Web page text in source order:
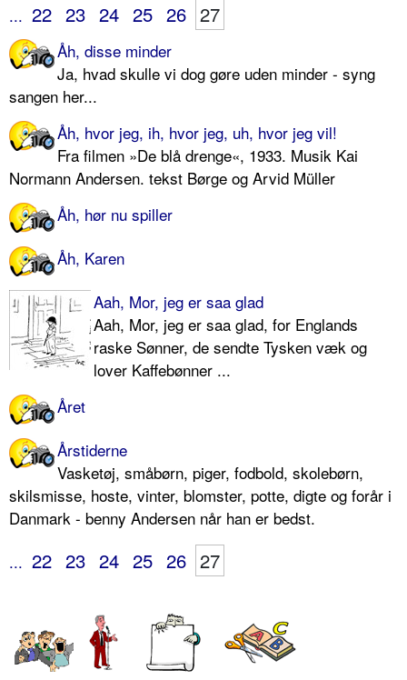
... 22 23 24 25 26 27
Åh, disse minder
Ja, hvad skulle vi dog gøre uden minder - syng
sangen her...
Åh, hvor jeg, ih, hvor jeg, uh, hvor jeg vil!
Fra filmen »De blå drenge«, 1933. Musik Kai
Normann Andersen. tekst Børge og Arvid Müller
Åh, hør nu spiller
Åh, Karen
Aah, Mor, jeg er saa glad
Aah, Mor, jeg er saa glad, for Englands
raske Sønner, de sendte Tysken væk og
lover Kaffebønner ...
Året
Årstiderne
Vasketøj, småbørn, piger, fodbold, skolebørn,
skilsmisse, hoste, vinter, blomster, potte, digte og forår i
Danmark - benny Andersen når han er bedst.
... 22 23 24 25 26 27